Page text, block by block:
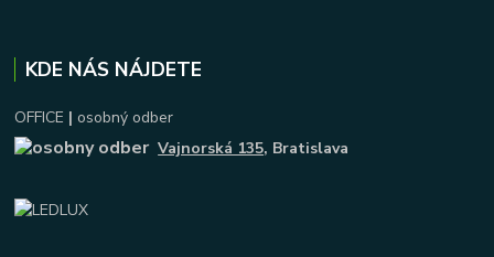
KDE NÁS NÁJDETE
OFFICE | osobný odber
Vajnorská 135, Bratislava